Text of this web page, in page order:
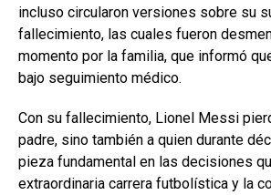
incluso circularon versiones sobre su
fallecimiento, las cuales fueron
momento por la familia, que informó
bajo seguimiento médico.
Con su fallecimiento, Lionel Messi
padre, sino también a quien durante
pieza fundamental en las decisiones
extraordinaria carrera futbolística y la